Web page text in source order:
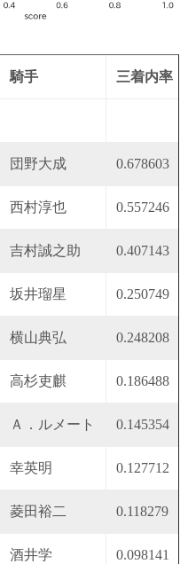
騎手 三着内率
団野大成 0.678603
西村淳也 0.557246
吉村誠之助 0.407143
坂井瑠星 0.250749
横山典弘 0.248208
高杉吏麒 0.186488
Ａ．ルメート 0.145354
幸英明 0.127712
菱田裕二 0.118279
酒井学 0.098141